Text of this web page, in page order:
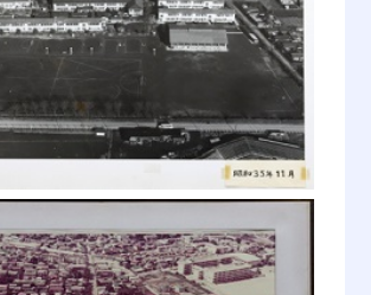
25年 4月1日
市立高等学校と浦和市立女子
等学校とを統合し、新設浦和市立
学校となる。